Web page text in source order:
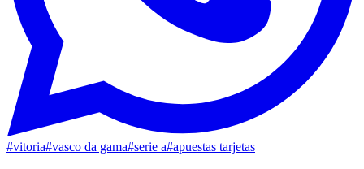
#vitoria#vasco da gama#serie a#apuestas tarjetas